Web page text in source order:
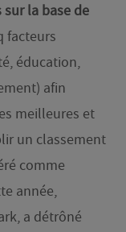
la base de
facteurs
éducation,
afin
meilleures et
un classement
comme
année,
a détrôné